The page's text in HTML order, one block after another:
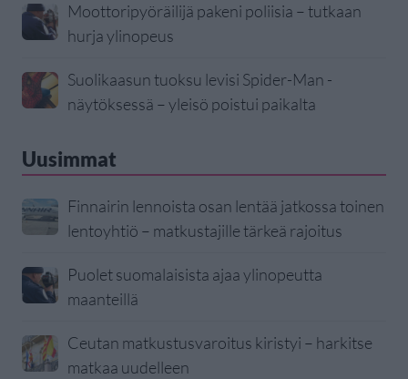
Moottoripyöräilijä pakeni poliisia – tutkaan
hurja ylinopeus
Suolikaasun tuoksu levisi Spider-Man -
näytöksessä – yleisö poistui paikalta
Uusimmat
Finnairin lennoista osan lentää jatkossa toinen
lentoyhtiö – matkustajille tärkeä rajoitus
Puolet suomalaisista ajaa ylinopeutta
maanteillä
Ceutan matkustusvaroitus kiristyi – harkitse
matkaa uudelleen